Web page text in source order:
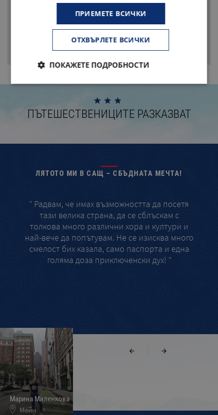
ПЪТЕШЕСТВЕНИЦИТЕ РАЗКАЗВАТ
Марина Миленкова
Мейн Калифорния Мериленд
ЛЯТОТО МИ В САЩ – СБЪДНАТА МЕЧТА!
“ Радвам, че имах възможността да посетя
тази велика страна, да се сблъскам с
толкова много различни хора и култури и
най-вече да попътувам. Не се изисква много
смелост бих казала, само паспорта и една
голяма доза приключенски дух! ”
ПРИЕМЕТЕ ВСИЧКИ
ОТХВЪРЛЕТЕ ВСИЧКИ
ПОКАЖЕТЕ ПОДРОБНОСТИ